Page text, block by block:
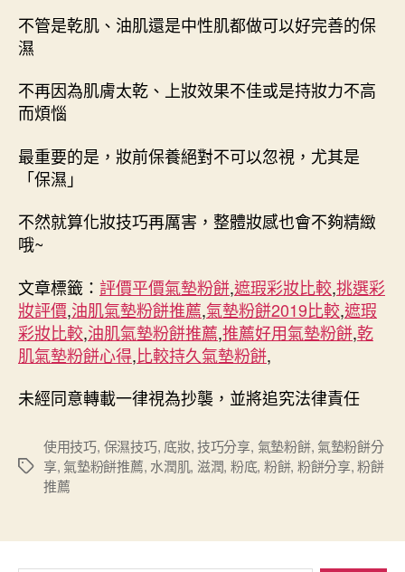
不管是乾肌、油肌還是中性肌都做可以好完善的保
濕
不再因為肌膚太乾、上妝效果不佳或是持妝力不高
而煩惱
最重要的是，妝前保養絕對不可以忽視，尤其是
「保濕」
不然就算化妝技巧再厲害，整體妝感也會不夠精緻
哦~
文章標籤： 評價平價氣墊粉餅,遮瑕彩妝比較,挑選彩
妝評價,油肌氣墊粉餅推薦,氣墊粉餅2019比較,遮瑕
彩妝比較,油肌氣墊粉餅推薦,推薦好用氣墊粉餅,乾
肌氣墊粉餅心得,比較持久氣墊粉餅,
未經同意轉載一律視為抄襲，並將追究法律責任
標
使用技巧, 保濕技巧, 底妝,技巧分享, 氣墊粉餅, 氣墊粉餅分
享, 氣墊粉餅推薦,水潤肌, 滋潤, 粉底, 粉餅, 粉餅分享,粉餅
推薦